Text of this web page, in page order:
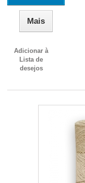
Mais
Adicionar à
Lista de
desejos